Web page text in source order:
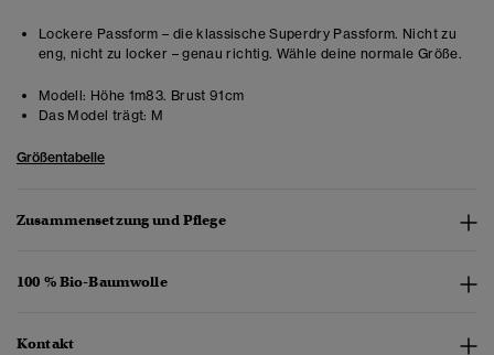
Lockere Passform – die klassische Superdry Passform. Nicht zu
eng, nicht zu locker – genau richtig. Wähle deine normale Größe.
Modell: Höhe 1m83. Brust 91cm
Das Model trägt: M
Größentabelle
Zusammensetzung und Pflege
100 % Bio-Baumwolle
Kontakt